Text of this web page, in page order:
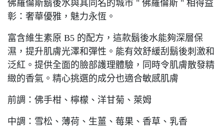
佛羅倫斯鬍後水與其同名的城市 " 佛羅倫斯 " 相得益
彰：奢華優雅，魅力永恆。
富含維生素原 B5 的配方，這款鬍後水能夠深層保
濕，提升肌膚光澤和彈性。能有效舒緩刮鬍後刺激和
泛紅。提供全面的臉部護理體驗，同時令肌膚散發精
緻的香氣。精心挑選的成分也適合敏感肌膚
前調：佛手柑、檸檬、洋甘菊、萊姆
中調：雪松、薄荷、生薑、莓果、香草、乳香